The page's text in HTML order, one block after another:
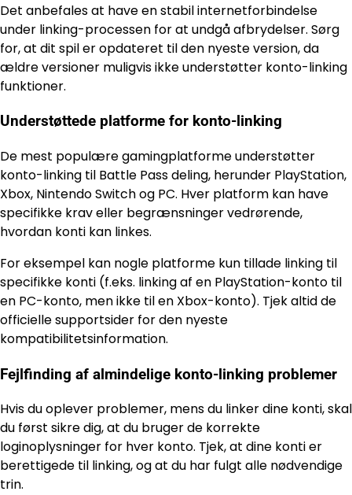
Det anbefales at have en stabil internetforbindelse
under linking-processen for at undgå afbrydelser. Sørg
for, at dit spil er opdateret til den nyeste version, da
ældre versioner muligvis ikke understøtter konto-linking
funktioner.
Understøttede platforme for konto-linking
De mest populære gamingplatforme understøtter
konto-linking til Battle Pass deling, herunder PlayStation,
Xbox, Nintendo Switch og PC. Hver platform kan have
specifikke krav eller begrænsninger vedrørende,
hvordan konti kan linkes.
For eksempel kan nogle platforme kun tillade linking til
specifikke konti (f.eks. linking af en PlayStation-konto til
en PC-konto, men ikke til en Xbox-konto). Tjek altid de
officielle supportsider for den nyeste
kompatibilitetsinformation.
Fejlfinding af almindelige konto-linking problemer
Hvis du oplever problemer, mens du linker dine konti, skal
du først sikre dig, at du bruger de korrekte
loginoplysninger for hver konto. Tjek, at dine konti er
berettigede til linking, og at du har fulgt alle nødvendige
trin.